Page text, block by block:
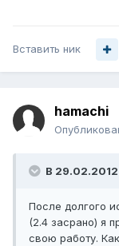
Вставить ник
hamachi
В 29.02.2012
После долгого
(2.4 засрано) я
свою работу.